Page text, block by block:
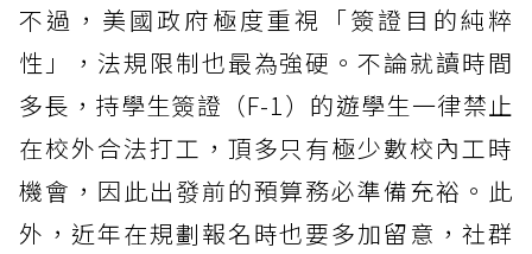
不過，美國政府極度重視「簽證目的純粹
性」，法規限制也最為強硬。不論就讀時間
多長，持學生簽證（F-1）的遊學生一律禁止
在校外合法打工，頂多只有極少數校內工時
機會，因此出發前的預算務必準備充裕。此
外，近年在規劃報名時也要多加留意，社群